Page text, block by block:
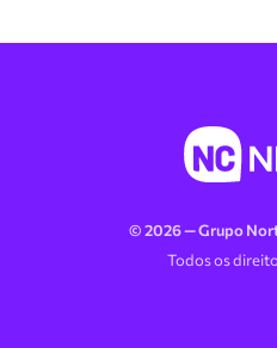
© 2026 — Grupo
Todos os